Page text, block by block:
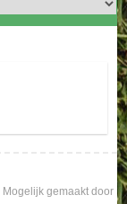
Mogelijk gemaakt door